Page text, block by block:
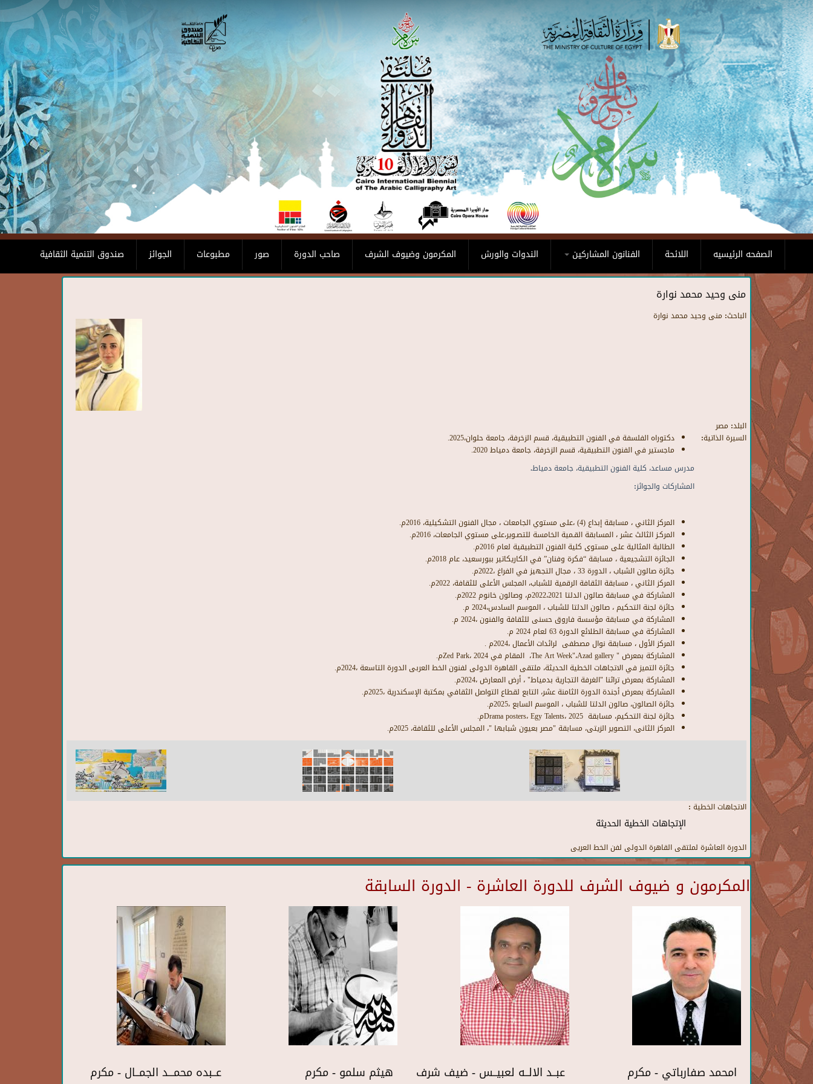
Skip to main content
صندوق التنمية الثقافية الجوائز مطبوعات صور صاحب الدورة المكرمون وضيوف الشرف الندوات والورش الفنانون المشاركين اللائحة الصفحه الرئيسيه
منى وحيد محمد نوارة
الباحث: منى وحيد محمد نوارة
البلد: مصر
السيرة الذاتية:
دكتوراه الفلسفة في الفنون التطبيقية، قسم الزخرفة، جامعة حلوان،2025.
ماجستير في الفنون التطبيقية، قسم الزخرفة، جامعة دمياط 2020.
مدرس مساعد، كلية الفنون التطبيقية، جامعة دمياط.
المشاركات والجوائز:
المركز الثاني ، مسابقة إبداع (4) ،على مستوي الجامعات ، مجال الفنون التشكيلية، 2016م.
المركـز الثالث عشر ، المسابقة القـمية الخامسة للتصـوير،على مستوي الجامعات، 2016م.
الطالبة المثالية على مستوى كلية الفنون التطبيقية لعام 2016م.
الجائزة التشجيعية ، مسابقة “فكرة وفنان” في الكاريكاتير ببورسعيد، عام 2018م.
جائزة صالون الشباب ، الدورة 33 ، مجال التجهيز في الفراغ ،2022م.
المركز الثاني ، مسابقة الثقافة الرقمية للشباب، المجلس الأعلى للثقافة، 2022م.
المشاركة في مسابقة صالون الدلتا 2022،2021م، وصالون خانوم 2022م.
جائزة لجنة التحكيم ، صالون الدلتا للشباب ، الموسم السادس،2024 م.
المشاركة في مسابقة مؤسسة فاروق حسنى للثقافة والفنون ،2024 م.
المشاركة في مسابقة الطلائع الدورة 63 لعام 2024 م.
المركز الأول ، مسابقة نوال مصطفى لرائدات الأعمال ،2024م .
المشاركة بمعرض " The Art Week"،Azad gallery، المقام في Zed Park، 2024م.
جائزة التميز في الاتجاهات الخطية الحديثة، ملتقى القاهرة الدولى لفنون الخط العربى الدورة التاسعة ،2024م.
المشاركة بمعرض تراثنا "الغرفة التجارية بدمياط" ، أرض المعارض ،2024م.
المشاركة بمعرض أجندة الدورة الثامنة عشر، التابع لقطاع التواصل الثقافي بمكتبة الإسكندرية ،2025م.
جائزة الصالون، صالون الدلتا للشباب ، الموسم السابع ،2025م.
جائزة لجنة التحكيم، مسابقة Drama posters، Egy Talents، 2025م.
المركز الثانى، التصوير الزيتى، مسابقة "مصر بعيون شبابها "، المجلس الأعلى للثقافة، 2025م.
الاتجاهات الخطية :
الإتجاهات الخطية الحديثة
الدورة العاشرة لملتقى القاهرة الدولى لفن الخط العريى
المكرمون و ضيوف الشرف للدورة العاشرة - الدورة السابقة
عــبده محمـــد الجمــال - مكرم هيثم سلمو - مكرم عبــد الالــه لعبيــس - ضيف شرف امحمد صفارباتي - مكرم